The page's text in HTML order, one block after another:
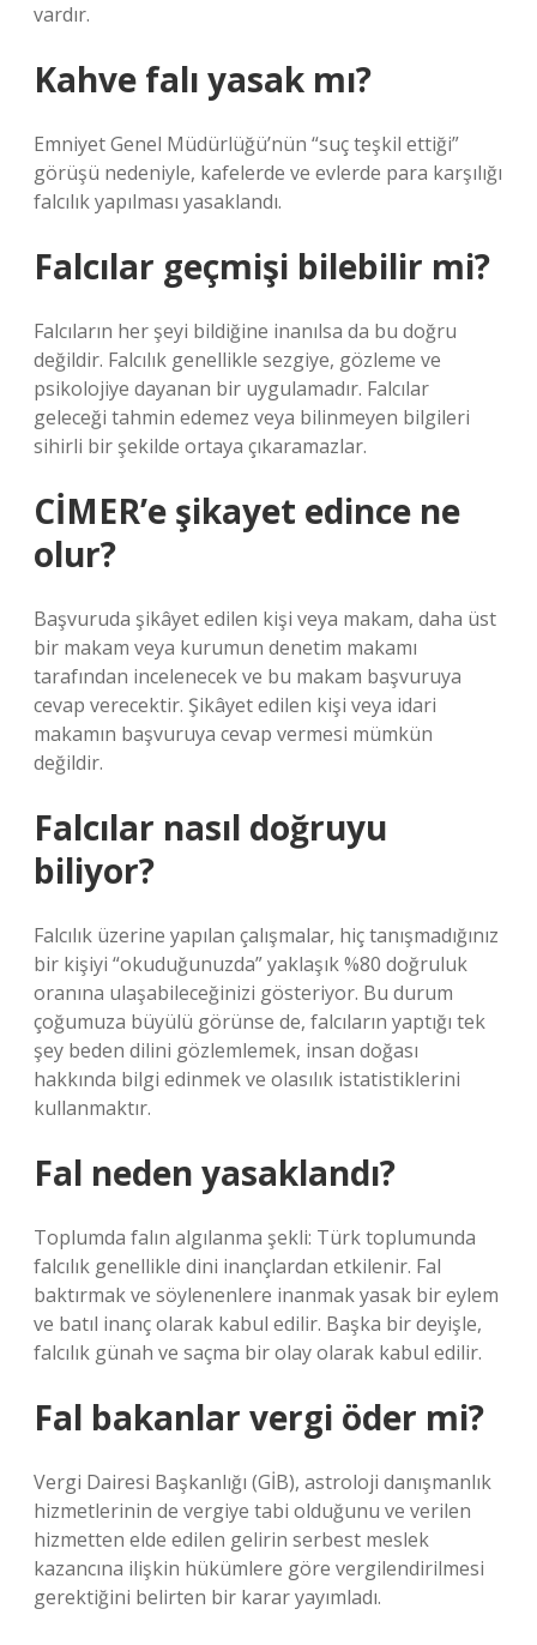
vardır.
Kahve falı yasak mı?
Emniyet Genel Müdürlüğü’nün “suç teşkil ettiği”
görüşü nedeniyle, kafelerde ve evlerde para karşılığı
falcılık yapılması yasaklandı.
Falcılar geçmişi bilebilir mi?
Falcıların her şeyi bildiğine inanılsa da bu doğru
değildir. Falcılık genellikle sezgiye, gözleme ve
psikolojiye dayanan bir uygulamadır. Falcılar
geleceği tahmin edemez veya bilinmeyen bilgileri
sihirli bir şekilde ortaya çıkaramazlar.
CİMER’e şikayet edince ne
olur?
Başvuruda şikâyet edilen kişi veya makam, daha üst
bir makam veya kurumun denetim makamı
tarafından incelenecek ve bu makam başvuruya
cevap verecektir. Şikâyet edilen kişi veya idari
makamın başvuruya cevap vermesi mümkün
değildir.
Falcılar nasıl doğruyu
biliyor?
Falcılık üzerine yapılan çalışmalar, hiç tanışmadığınız
bir kişiyi “okuduğunuzda” yaklaşık %80 doğruluk
oranına ulaşabileceğinizi gösteriyor. Bu durum
çoğumuza büyülü görünse de, falcıların yaptığı tek
şey beden dilini gözlemlemek, insan doğası
hakkında bilgi edinmek ve olasılık istatistiklerini
kullanmaktır.
Fal neden yasaklandı?
Toplumda falın algılanma şekli: Türk toplumunda
falcılık genellikle dini inançlardan etkilenir. Fal
baktırmak ve söylenenlere inanmak yasak bir eylem
ve batıl inanç olarak kabul edilir. Başka bir deyişle,
falcılık günah ve saçma bir olay olarak kabul edilir.
Fal bakanlar vergi öder mi?
Vergi Dairesi Başkanlığı (GİB), astroloji danışmanlık
hizmetlerinin de vergiye tabi olduğunu ve verilen
hizmetten elde edilen gelirin serbest meslek
kazancına ilişkin hükümlere göre vergilendirilmesi
gerektiğini belirten bir karar yayımladı.